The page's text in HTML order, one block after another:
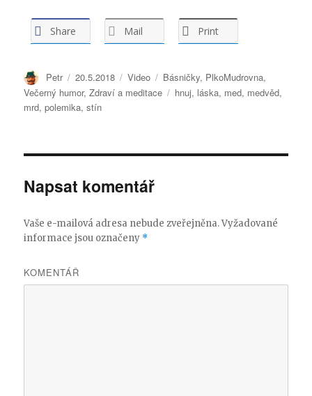
Share Mail Print
Autor:
Petr Publikováno:
20.5.2018 Formát:
Video Rubriky:
Básničky, PlkoMudrovna,
Večerný humor,Zdraví a meditace Štítky:
hnuj, láska, med, medvěd,
mrd,polemika,stín
Napsat komentář
Vaše e-mailová adresa nebude zveřejněna.Vyžadované
informace jsou označeny *
KOMENTÁŘ